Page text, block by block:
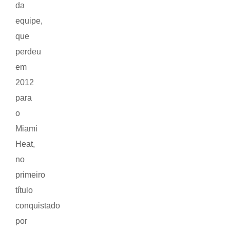
da
equipe,
que
perdeu
em
2012
para
o
Miami
Heat,
no
primeiro
título
conquistado
por